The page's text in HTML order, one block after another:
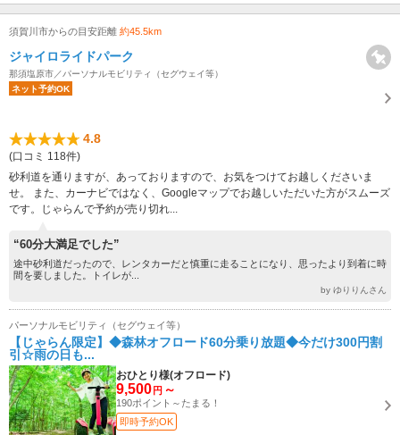
須賀川市からの目安距離 約45.5km
ジャイロライドパーク
那須塩原市／パーソナルモビリティ（セグウェイ等）
ネット予約OK
4.8
(口コミ 118件)
砂利道を通りますが、あっておりますので、お気をつけてお越しくださいま
せ。 また、カーナビではなく、Googleマップでお越しいただいた方がスムーズ
です。じゃらんで予約が売り切れ...
“60分大満足でした”
途中砂利道だったので、レンタカーだと慎重に走ることになり、思ったより到着に時
間を要しました。トイレが...
by ゆりりんさん
パーソナルモビリティ（セグウェイ等）
【じゃらん限定】◆森林オフロード60分乗り放題◆今だけ300円割
引☆雨の日も...
おひとり様(オフロード)
9,500 円 ～
190ポイント～たまる！
即時予約OK